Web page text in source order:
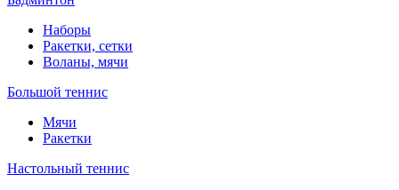
Наборы
Ракетки, сетки
Воланы, мячи
Большой теннис
Мячи
Ракетки
Настольный теннис